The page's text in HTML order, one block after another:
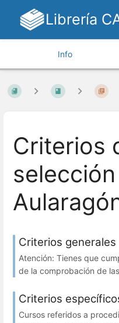
Librería
Info
Criterios
Criterios generales
Atención: Tienes que
de la comprobación de
Criterios
Cursos referidos a